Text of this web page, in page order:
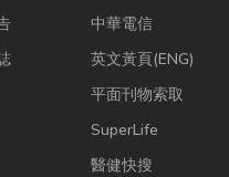
中華電信
英文黃頁(ENG)
平面刊物索取
SuperLife
醫健快搜